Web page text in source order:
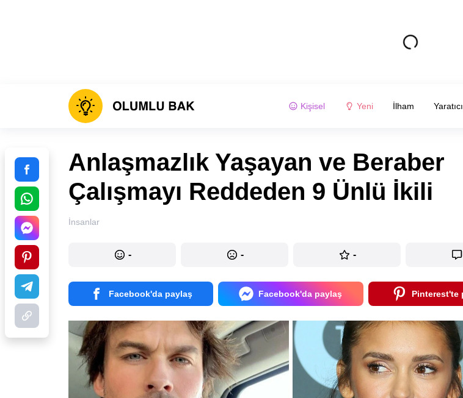
Kişisel Yeni İlham
Anlaşmazlık Yaşayan ve Beraber
Çalışmayı Reddeden 9 Ünlü İkili
İnsanlar
- - -
Facebook'da paylaş Facebook'da paylaş Pinterest'te